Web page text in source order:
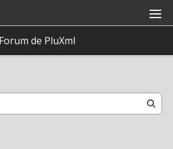
Forum de PluXml